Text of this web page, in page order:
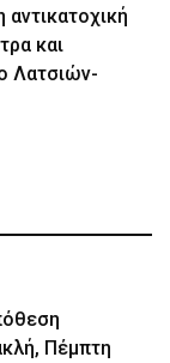
και
Λατσιών-
Πέμπτη